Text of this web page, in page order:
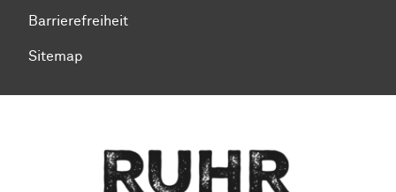
Barrierefreiheit
Sitemap